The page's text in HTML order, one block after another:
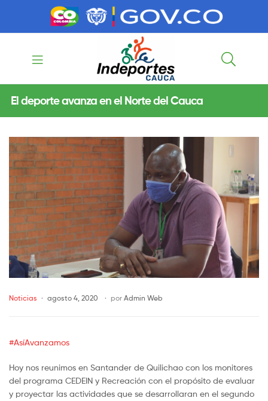
Indeportes
Cauca
El deporte avanza en el Norte del Cauca
Noticias agosto 4, 2020 por Admin Web
#AsíAvanzamos
Hoy nos reunimos en Santander de Quilichao con los monitores
del programa CEDEIN y Recreación con el propósito de evaluar
y proyectar las actividades que se desarrollaran en el segundo